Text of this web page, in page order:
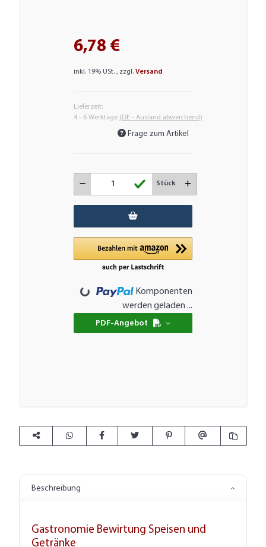
6,78 €
inkl. 19% USt. , zzgl.Versand
Lieferzeit:
4 - 6 Werktage (DE - Ausland abweichend)
Frage zum Artikel
Stück
Loading...
Komponenten
werden geladen ...
PDF-Angebot
Beschreibung
Gastronomie Bewirtung Speisen und
Getränke